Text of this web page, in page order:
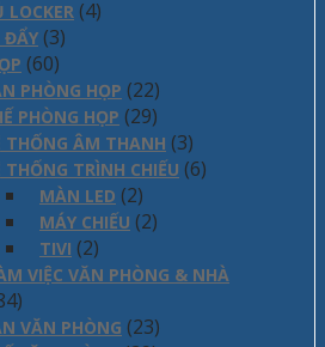
LOCKER (4)
ĐẨY (3)
(60)
PHÒNG HỌP (22)
PHÒNG HỌP (29)
THỐNG ÂM THANH (3)
THỐNG TRÌNH CHIẾU (6)
MÀN LED (2)
MÁY CHIẾU (2)
TIVI (2)
VIỆC VĂN PHÒNG & NHÀ
VĂN PHÒNG (23)